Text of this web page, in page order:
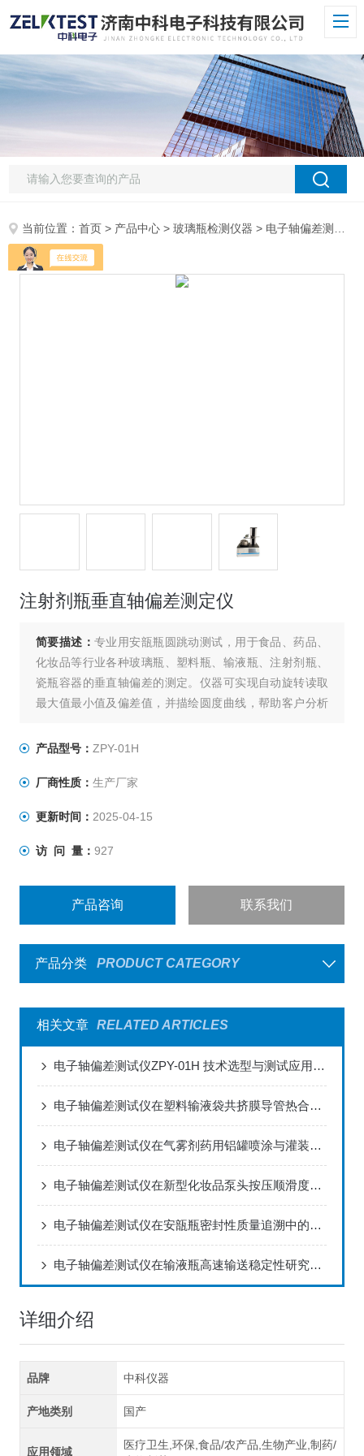
当前位置：首页 > 产品中心 >玻璃瓶检测仪器 > 电子轴偏差测试仪
注射剂瓶垂直轴偏差测定仪
简要描述：专业用安瓿瓶圆跳动测试，用于食品、药品、
化妆品等行业各种玻璃瓶、塑料瓶、输液瓶、注射剂瓶、
瓷瓶容器的垂直轴偏差的测定。仪器可实现自动旋转读取
最大值最小值及偏差值，并描绘圆度曲线，帮助客户分析
垂直度偏差的所需要的仪器。注射剂瓶垂直轴偏差测定仪
产品型号： ZPY-01H
厂商性质： 生产厂家
更新时间： 2025-04-15
访 问 量： 927
产品咨询 联系我们
产品分类 PRODUCT CATEGORY
相关文章 RELATED ARTICLES
电子轴偏差测试仪ZPY-01H 技术选型与测试应用解析
电子轴偏差测试仪在塑料输液袋共挤膜导管热合垂直度控制中的应用
电子轴偏差测试仪在气雾剂药用铝罐喷涂与灌装精度保障的深度应用
电子轴偏差测试仪在新型化妆品泵头按压顺滑度研究中的应用
电子轴偏差测试仪在安瓿瓶密封性质量追溯中的具体应用
电子轴偏差测试仪在输液瓶高速输送稳定性研究中的应用
详细介绍
品牌 中科仪器
产地类别 国产
应用领域
医疗卫生,环保,食品/农产品,生物产业,制药/